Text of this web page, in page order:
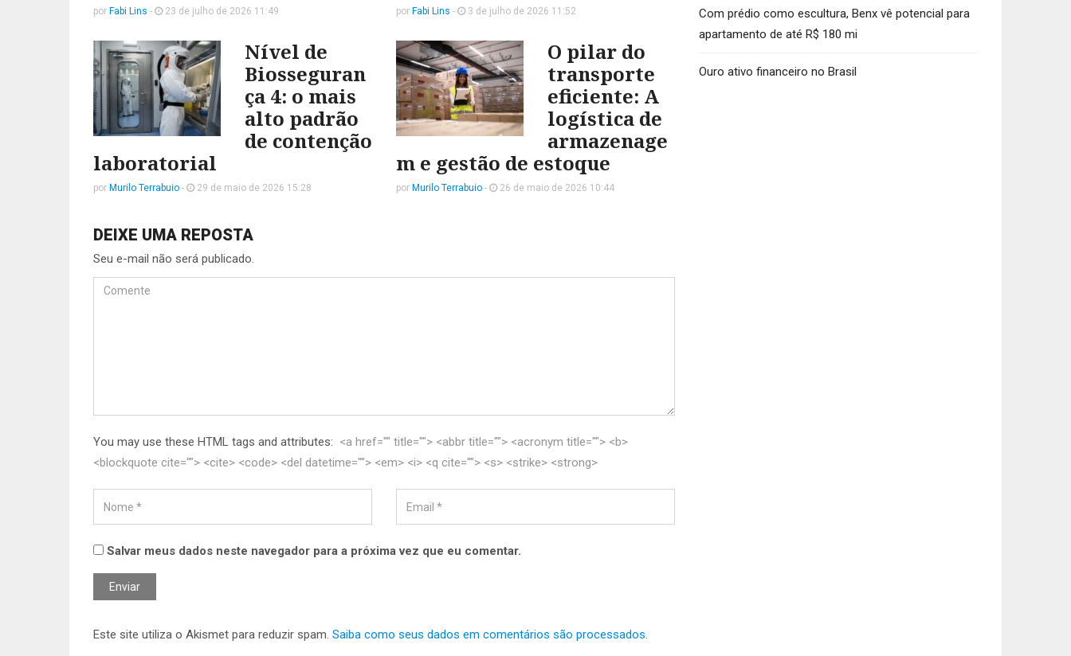
por Fabi Lins - 23 de julho de 2026 11:49 por Fabi Lins - 3 de julho de 2026 11:52
Nível de
Biosseguran
ça 4: o mais
alto padrão
de contenção
laboratorial
por Murilo Terrabuio - 29 de maio de 2026 15:28
O pilar do
transporte
eficiente: A
logística de
armazenage
m e gestão de estoque
por Murilo Terrabuio - 26 de maio de 2026 10:44
DEIXE UMA REPOSTA
Seu e-mail não será publicado.
You may use these HTML tags and attributes: <a href="" title=""> <abbr title=""> <acronym title=""> <b>
<blockquote cite=""> <cite> <code> <del datetime=""> <em> <i> <q cite=""> <s> <strike> <strong>
Salvar meus dados neste navegador para a próxima vez que eu comentar.
Este site utiliza o Akismet para reduzir spam. Saiba como seus dados em comentários são processados.
Com prédio como escultura, Benx vê potencial para
apartamento de até R$ 180 mi
Ouro ativo financeiro no Brasil